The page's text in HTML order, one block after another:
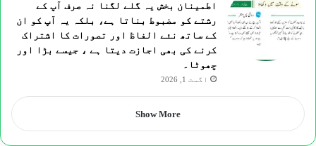
اطمینان بخش یہ گلے لگنا نہ صرف آپ کے
رشتے کو مضبوط بناتا ہے، بلکہ یہ آپ کو ان
کے ساتھ نئے الفاظ اور تصورات کا اشتراک
کرنے کی بھی اجازت دیتا ہے ، جیسے بڑا اور
چھوٹا۔
اگست 1, 2026
Show More